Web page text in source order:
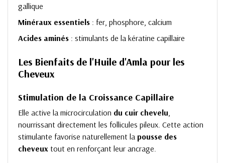
gallique
Minéraux essentiels : fer, phosphore, calcium
Acides aminés : stimulants de la kératine capillaire
Les Bienfaits de l'Huile d'Amla pour les
Cheveux
Stimulation de la Croissance Capillaire
Elle active la microcirculation du cuir chevelu
nourrissant directement les follicules pileux. Cette action
stimulante favorise naturellement la pousse des
cheveux tout en renforçant leur ancrage.